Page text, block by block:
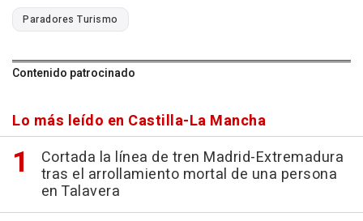
Paradores Turismo
Contenido patrocinado
Lo más leído en Castilla-La Mancha
Cortada la línea de tren Madrid-Extremadura
tras el arrollamiento mortal de una persona
en Talavera